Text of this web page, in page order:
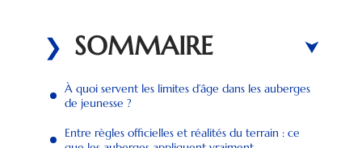
SOMMAIRE
À quoi servent les limites d’âge dans les auberges
de jeunesse ?
Entre règles officielles et réalités du terrain : ce